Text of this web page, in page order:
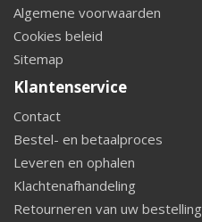
Algemene voorwaarden
Cookies beleid
Sitemap
Klantenservice
Contact
Bestel- en betaalproces
Leveren en ophalen
Klachtenafhandeling
Retourneren van uw bestelling